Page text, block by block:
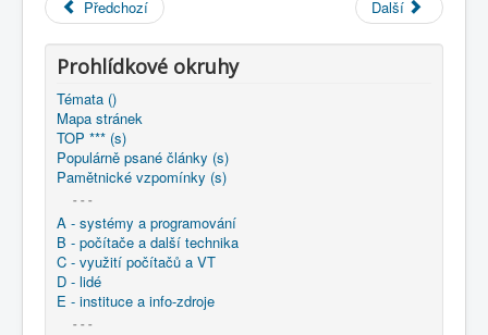
Předchozí Další
Prohlídkové okruhy
Témata ()
Mapa stránek
TOP *** (s)
Populárně psané články (s)
Pamětnické vzpomínky (s)
- - -
A - systémy a programování
B - počítače a další technika
C - využití počítačů a VT
D - lidé
E - instituce a info-zdroje
- - -